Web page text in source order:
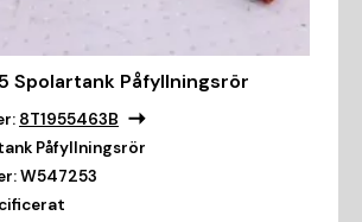
Spolartank Påfyllningsrör
8T1955463B
Påfyllningsrör
W547253